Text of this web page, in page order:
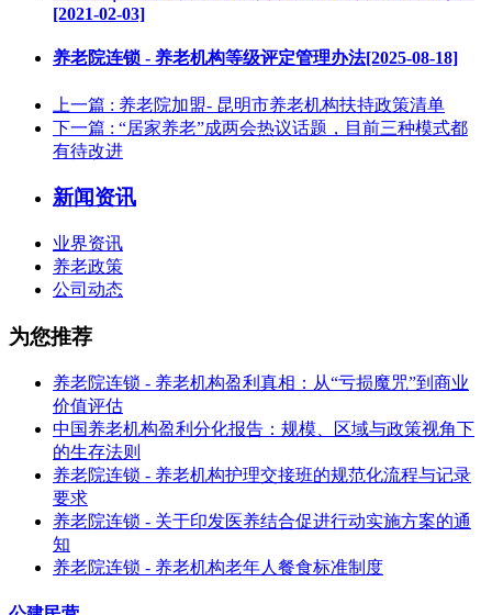
[2021-02-03]
养老院连锁 - 养老机构等级评定管理办法[2025-08-18]
上一篇 : 养老院加盟- 昆明市养老机构扶持政策清单
下一篇 : “居家养老”成两会热议话题，目前三种模式都
有待改进
新闻资讯
业界资讯
养老政策
公司动态
为您推荐
养老院连锁 - 养老机构盈利真相：从“亏损魔咒”到商业
价值评估
中国养老机构盈利分化报告：规模、区域与政策视角下
的生存法则
养老院连锁 - 养老机构护理交接班的规范化流程与记录
要求
养老院连锁 - 关于印发医养结合促进行动实施方案的通
知
养老院连锁 - 养老机构老年人餐食标准制度